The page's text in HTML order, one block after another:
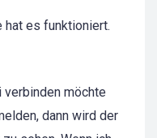
es funktioniert.
verbinden möchte
dann wird der